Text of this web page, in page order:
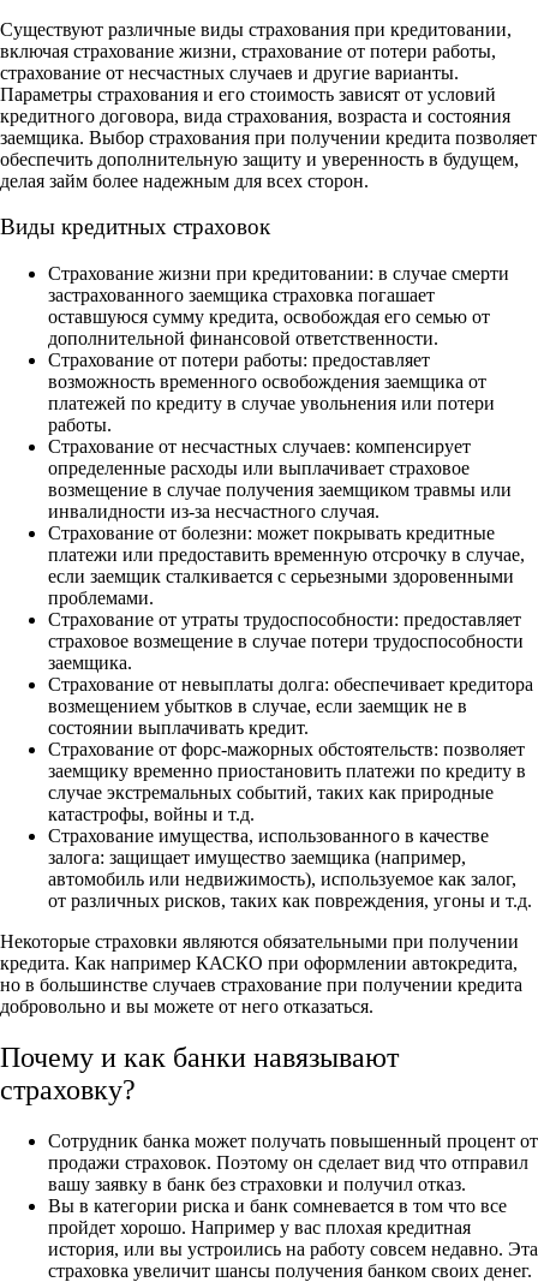
Существуют различные виды страхования при кредитовании,
включая страхование жизни, страхование от потери работы,
страхование от несчастных случаев и другие варианты.
Параметры страхования и его стоимость зависят от условий
кредитного договора, вида страхования, возраста и состояния
заемщика. Выбор страхования при получении кредита позволяет
обеспечить дополнительную защиту и уверенность в будущем,
делая займ более надежным для всех сторон.
Виды кредитных страховок
Страхование жизни при кредитовании: в случае смерти
застрахованного заемщика страховка погашает
оставшуюся сумму кредита, освобождая его семью от
дополнительной финансовой ответственности.
Страхование от потери работы: предоставляет
возможность временного освобождения заемщика от
платежей по кредиту в случае увольнения или потери
работы.
Страхование от несчастных случаев: компенсирует
определенные расходы или выплачивает страховое
возмещение в случае получения заемщиком травмы или
инвалидности из-за несчастного случая.
Страхование от болезни: может покрывать кредитные
платежи или предоставить временную отсрочку в случае,
если заемщик сталкивается с серьезными здоровенными
проблемами.
Страхование от утраты трудоспособности: предоставляет
страховое возмещение в случае потери трудоспособности
заемщика.
Страхование от невыплаты долга: обеспечивает кредитора
возмещением убытков в случае, если заемщик не в
состоянии выплачивать кредит.
Страхование от форс-мажорных обстоятельств: позволяет
заемщику временно приостановить платежи по кредиту в
случае экстремальных событий, таких как природные
катастрофы, войны и т.д.
Страхование имущества, использованного в качестве
залога: защищает имущество заемщика (например,
автомобиль или недвижимость), используемое как залог,
от различных рисков, таких как повреждения, угоны и т.д.
Некоторые страховки являются обязательными при получении
кредита. Как например КАСКО при оформлении автокредита,
но в большинстве случаев страхование при получении кредита
добровольно и вы можете от него отказаться.
Почему и как банки навязывают
страховку?
Сотрудник банка может получать повышенный процент от
продажи страховок. Поэтому он сделает вид что отправил
вашу заявку в банк без страховки и получил отказ.
Вы в категории риска и банк сомневается в том что все
пройдет хорошо. Например у вас плохая кредитная
история, или вы устроились на работу совсем недавно. Эта
страховка увеличит шансы получения банком своих денег.